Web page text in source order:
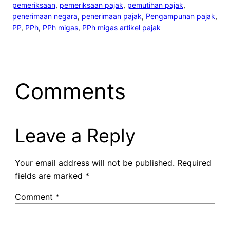
pemeriksaan, pemeriksaan pajak, pemutihan pajak
penerimaan negara, penerimaan pajak, Pengampunan pajak
PP, PPh, PPh migas, PPh migas artikel pajak
Comments
Leave a Reply
Your email address will not be published. Required
fields are marked *
Comment *